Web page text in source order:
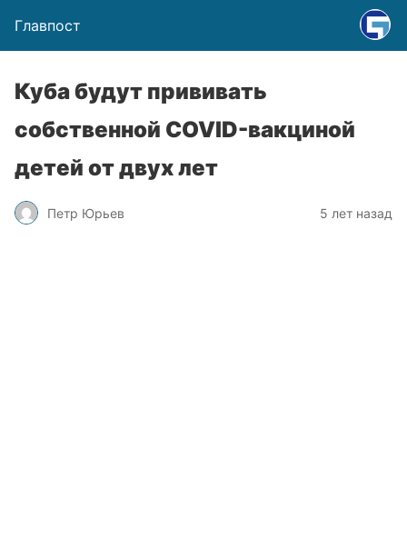
Главпост
Куба будут прививать
собственной COVID-вакциной
детей от двух лет
Петр Юрьев 5 лет назад